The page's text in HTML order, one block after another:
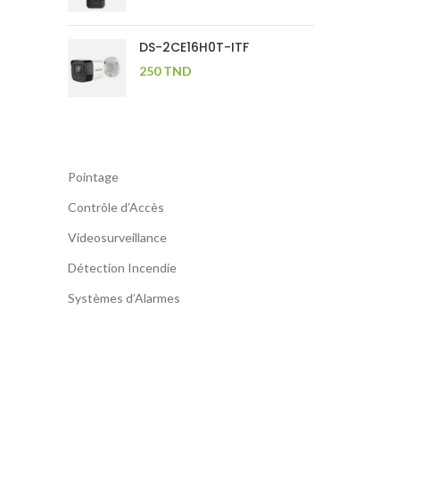
DS-2CE16H0T-ITF
250TND
Pointage
Contrôle d’Accès
Videosurveillance
Détection Incendie
Systèmes d’Alarmes